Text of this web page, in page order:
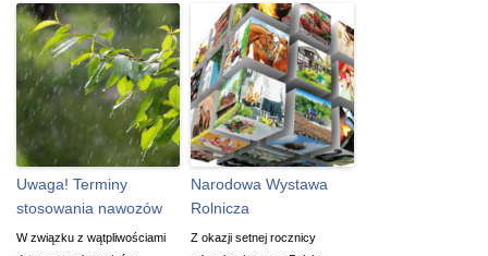
Uwaga! Terminy
stosowania nawozów
W związku z wątpliwościami
Narodowa Wystawa
Rolnicza
Z okazji setnej rocznicy